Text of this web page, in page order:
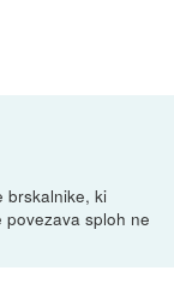
brskalnike, ki
sploh ne